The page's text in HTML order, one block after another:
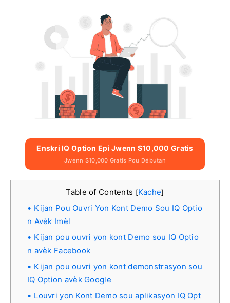
Enskri IQ Option Epi Jwenn $10,000 Gratis
Jwenn $10,000 Gratis Pou Débutan
Table of Contents [Kache]
Kijan Pou Ouvri Yon Kont Demo Sou IQ Optio
n Avèk Imèl
Kijan pou ouvri yon kont Demo sou IQ Optio
n avèk Facebook
Kijan pou ouvri yon kont demonstrasyon sou
IQ Option avèk Google
Louvri yon Kont Demo sou aplikasyon IQ Opt